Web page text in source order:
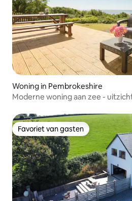
Woning in Pembrokeshire
Moderne woning aan zee -
Favoriet van gasten
Favoriet van gasten